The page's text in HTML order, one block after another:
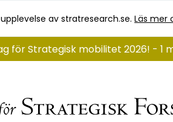
av stratresearch.se.Läs mer
för Strategisk mobilitet 2026! - 1